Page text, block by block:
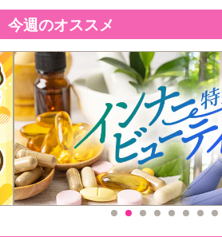
休業日
■その他共通および商品カテゴリー別注
さい）
こちらの情報は 2026年07
今週のオススメ